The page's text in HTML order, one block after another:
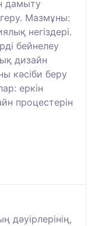
дамыту
Мазмұны:
негіздері.
бейнелеу
дизайн
кәсіби беру
еркін
процестерін
дәуірлерінің,